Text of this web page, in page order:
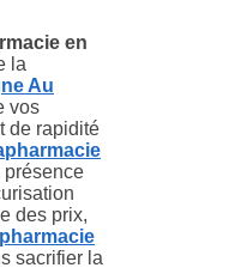
en
la
Au
vos
de rapidité
présence
des prix,
sacrifier la